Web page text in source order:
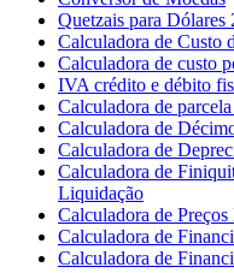
Quetzais para
Calculadora de Custo
Calculadora de custo
IVA crédito e débito
Calculadora de
Calculadora de
Calculadora de
Calculadora de
Liquidação
Calculadora de Preços
Calculadora de
Calculadora de